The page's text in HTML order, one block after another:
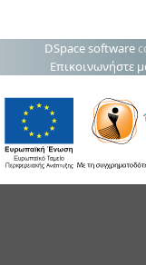
DSpace software
Επικοινωνήστε